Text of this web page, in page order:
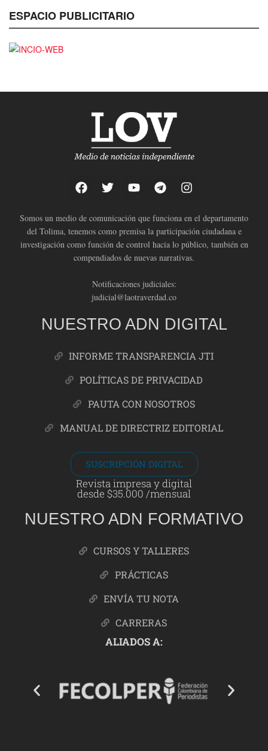
ESPACIO PUBLICITARIO
Somos un medio de comunicación que funciona en el departamento
del Tolima, tenemos como premisa la participación ciudadana e
investigación como función de control hacia lo público, también en
compendiados de nuevas narrativas.
Notificaciones judiciales:
judicial@laotraverdad.co
NUESTRO ADN DIGITAL
INFORME TRANSPARENCIA JTI
POLÍTICAS DE PRIVACIDAD
PAUTA CON NOSOTROS
MANUAL DE DIRECTRIZ EDITORIAL
SUSCRIPCIÓN DIGITAL
Revista impresa y digital
desde $35.000 /mensual
NUESTRO ADN FORMATIVO
CURSOS Y TALLERES
PRÁCTICAS
ENVÍA TU NOTA
CARRERAS
ALIADOS A: